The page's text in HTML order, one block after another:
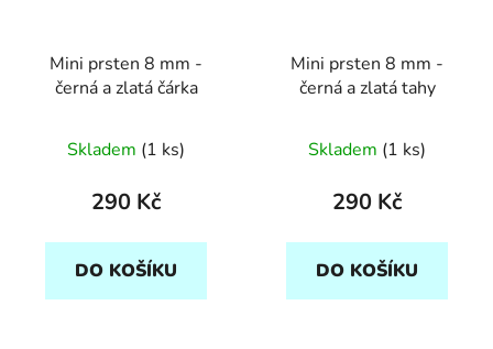
Mini prsten 8 mm -
černá a zlatá čárka
Skladem (1 ks)
290 Kč
DO KOŠÍKU
Mini prsten 8 mm -
černá a zlatá tahy
Skladem (1 ks)
290 Kč
DO KOŠÍKU